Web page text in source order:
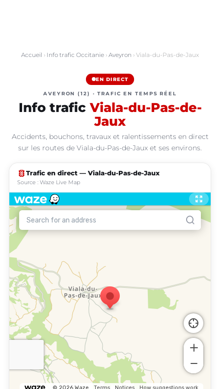
Accueil › Info trafic Occitanie › Aveyron › Viala-du-Pas-de-Jaux
EN DIRECT
AVEYRON (12) · TRAFIC EN TEMPS RÉEL
Info trafic Viala-du-Pas-de-
Jaux
Accidents, bouchons, travaux et ralentissements en direct
sur les routes de Viala-du-Pas-de-Jaux et ses environs.
traffic Trafic en direct — Viala-du-Pas-de-Jaux
Source : Waze Live Map